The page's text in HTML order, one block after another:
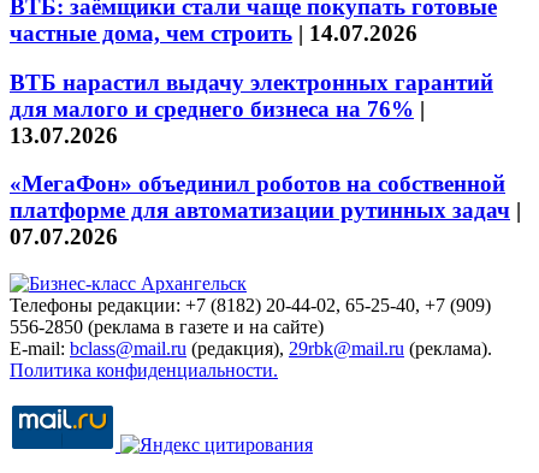
ВТБ: заёмщики стали чаще покупать готовые
частные дома, чем строить | 14.07.2026
ВТБ нарастил выдачу электронных гарантий
для малого и среднего бизнеса на 76% |
13.07.2026
«МегаФон» объединил роботов на собственной
платформе для автоматизации рутинных задач |
07.07.2026
Телефоны редакции: +7 (8182) 20-44-02, 65-25-40, +7 (909)
556-2850 (реклама в газете и на сайте)
E-mail: bclass@mail.ru (редакция), 29rbk@mail.ru (реклама).
Политика конфиденциальности.